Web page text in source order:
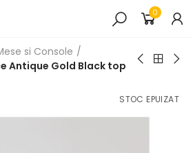
0
si Console
Antique Gold Black top
STOC EPUIZAT